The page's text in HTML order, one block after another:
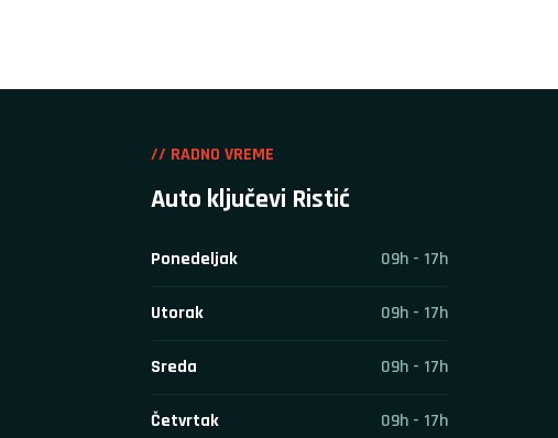
// RADNO VREME
Auto ključevi Ristić
Ponedeljak 09h - 17h
Utorak 09h - 17h
Sreda 09h - 17h
Četvrtak 09h - 17h